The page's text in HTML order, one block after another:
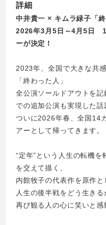
詳細
中井貴一 × キムラ緑子「終
2026年3月5日～4月5日
ーが決定！
2023年、全国で大きな共
「終わった人」
全公演ソールドアウトを
での追加公演も実現した話
ついに2026年春、全国14
アーとして帰ってきます。
“定年”という人生の転機
を交えて描く、
内館牧子の代表作を原作と
人生の後半戦をどう生き
再び観る人の心に笑いと感